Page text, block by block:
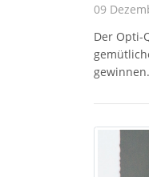
09
Der Opti-
gewinnen.